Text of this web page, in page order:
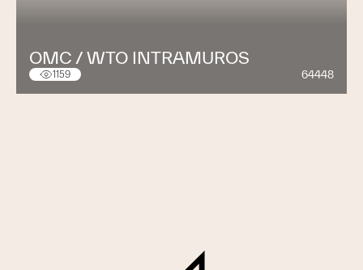
OMC / WTO INTRAMUROS
1159 64448